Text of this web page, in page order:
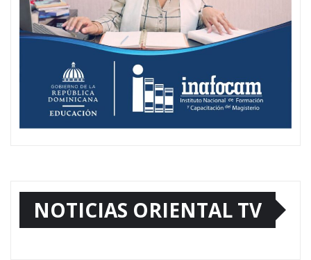
NOTICIAS ORIENTAL TV